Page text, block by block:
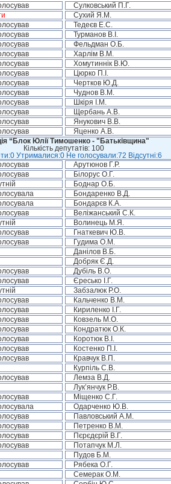
Сулковський П.Г.
Сухий Я.М.
Тедеєв Е.С.
Турманов В.І.
Фельдман О.Б.
Харлім В.М.
Хомутиннік В.Ю.
Цюрко П.І.
Чертков Ю.Д.
Чуднов В.М.
Шкіря І.М.
Щербань А.В.
Янукович В.В.
Яценко А.В.
“Блок Юлії Тимошенко - "Батьківщина"
Кількість депутатів: 100
Утрималися:0 Не голосували:72 Відсутні:6
Арутюнов Г.Р.
Білорус О.Г.
Боднар О.Б.
Бондаренко В.Д.
Бондарєв К.А.
Веліжанський С.К.
Волинець М.Я.
Гнаткевич Ю.В.
Гудима О.М.
Данілов В.Б.
Добряк Є.Д.
Дубіль В.О.
Єресько І.Г.
Забзалюк Р.О.
Кальченко В.М.
Кириленко І.Г.
Ковзель М.О.
Кондратюк О.К.
Коротюк В.І.
Костенко П.І.
Кравчук В.П.
Курпіль С.В.
Лемза В.Д.
Лук’янчук Р.В.
Міщенко С.Г.
Одарченко Ю.В.
Павловський А.М.
Петренко В.М.
Пєрєдєрій В.Г.
Потапчук М.Л.
Пудов Б.М.
Рябека О.Г.
Семерак О.М.